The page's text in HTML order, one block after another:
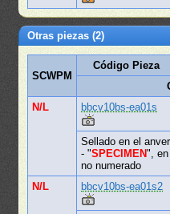
Otras piezas (2)
SCWPM
Código Pieza
N/L
bbcv10bs-ea01s
Sellado en el
- "SPECIMEN",
no numerado
N/L
bbcv10bs-ea01s2